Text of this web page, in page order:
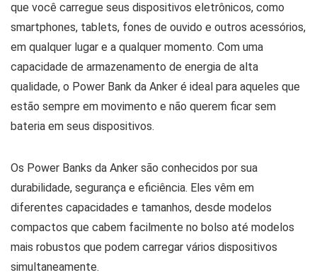
que você carregue seus dispositivos eletrônicos, como
smartphones, tablets, fones de ouvido e outros acessórios,
em qualquer lugar e a qualquer momento. Com uma
capacidade de armazenamento de energia de alta
qualidade, o Power Bank da Anker é ideal para aqueles que
estão sempre em movimento e não querem ficar sem
bateria em seus dispositivos.
Os Power Banks da Anker são conhecidos por sua
durabilidade, segurança e eficiência. Eles vêm em
diferentes capacidades e tamanhos, desde modelos
compactos que cabem facilmente no bolso até modelos
mais robustos que podem carregar vários dispositivos
simultaneamente.